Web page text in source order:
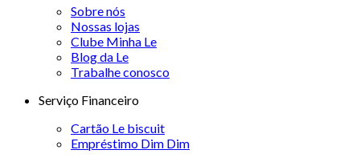
Sobre nós
Nossas lojas
Clube Minha Le
Blog da Le
Trabalhe conosco
Serviço Financeiro
Cartão Le biscuit
Empréstimo Dim Dim